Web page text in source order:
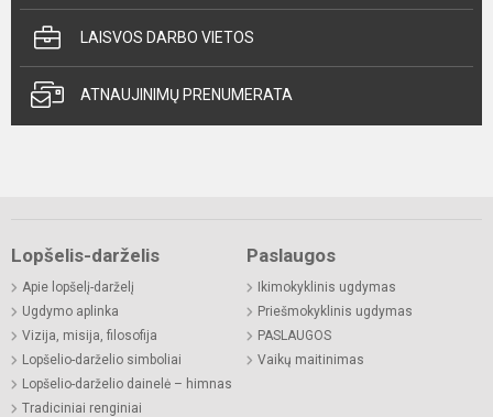
LAISVOS DARBO VIETOS
ATNAUJINIMŲ PRENUMERATA
Lopšelis-darželis
Apie lopšelį-darželį
Ugdymo aplinka
Vizija, misija, filosofija
Lopšelio-darželio simboliai
Lopšelio-darželio dainelė – himnas
Tradiciniai renginiai
Paslaugos
Ikimokyklinis ugdymas
Priešmokyklinis ugdymas
PASLAUGOS
Vaikų maitinimas